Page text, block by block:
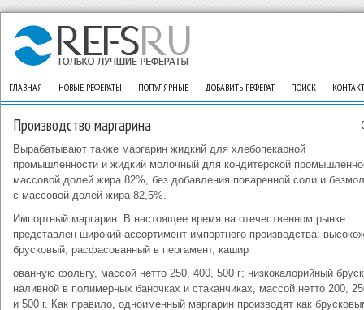
ГЛАВНАЯ НОВЫЕ РЕФЕРАТЫ ПОПУЛЯРНЫЕ ДОБАВИТЬ РЕФЕРАТ ПОИСК
Производство маргарина
Вырабатывают также маргарин жидкий для хлебопекарной
промышленности и жидкий молочный для кондитерской
массовой долей жира 82%, без добавления поваренной соли и
с массовой долей жира 82,5%.
Импортный маргарин. В настоящее время на отечественном рынке
представлен широкий ассортимент импортного производства:
брусковый, расфасованный в пергамент, кашир
ованную фольгу, массой нетто 250, 400, 500 г; низкокалорийный
наливной в полимерных баночках и стаканчиках, массой нетто 200,
и 500 г. Как правило, одноименный маргарин производят как